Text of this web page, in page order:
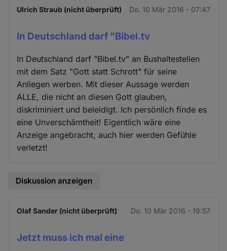
Ulrich Straub (nicht überprüft) Do. 10 Mär 2016 - 07:47
In Deutschland darf "Bibel.tv
In Deutschland darf "Bibel.tv" an Bushaltestellen
mit dem Satz "Gott statt Schrott" für seine
Anliegen werben. Mit dieser Aussage werden
ALLE, die nicht an diesen Gott glauben,
diskriminiert und beleidigt. Ich persönlich finde es
eine Unverschämtheit! Eigentlich wäre eine
Anzeige angebracht, auch hier werden Gefühle
verletzt!
Diskussion anzeigen
Olaf Sander (nicht überprüft) Do. 10 Mär 2016 - 19:57
Jetzt muss ich mal eine